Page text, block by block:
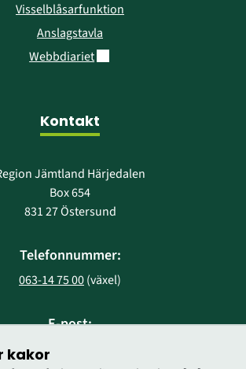
kakor
Visselblåsarfunktion
Anslagstavla
WebbdiarietLänk till annan webbplats.
Kontakt
Jämtland Härjedalen
Box 654
831 27 Östersund
Telefonnummer:
063-14 75 00 (växel)
E-post:
region@regionjh.se